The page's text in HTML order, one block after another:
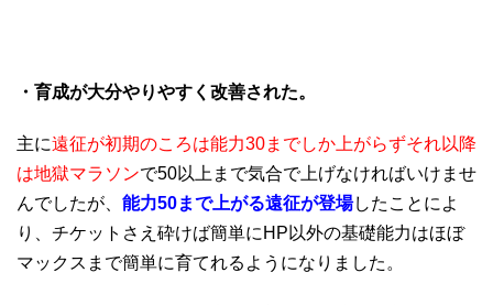
・育成が大分やりやすく改善された。
主に遠征が初期のころは能力30までしか上がらずそれ以降
は地獄マラソンで50以上まで気合で上げなければいけませ
んでしたが、 能力50まで上がる遠征が登場したことによ
り、チケットさえ砕けば簡単にHP以外の基礎能力はほぼ
マックスまで簡単に育てれるようになりました。